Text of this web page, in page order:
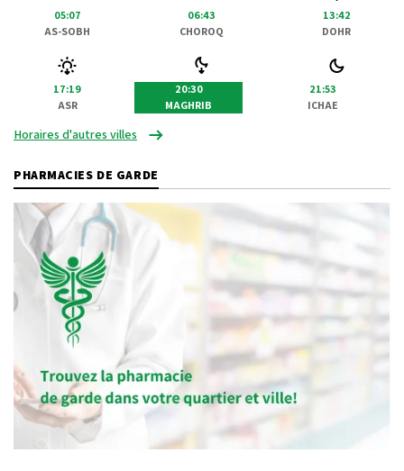
05:07
AS-SOBH
06:43
CHOROQ
13:42
DOHR
17:19
ASR
20:30
MAGHRIB
21:53
ICHAE
Horaires d'autres villes
PHARMACIES DE GARDE